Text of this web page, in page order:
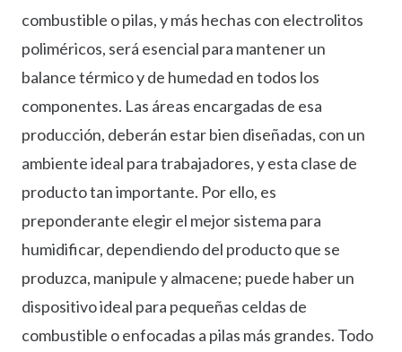
combustible o pilas, y más hechas con electrolitos
poliméricos, será esencial para mantener un
balance térmico y de humedad en todos los
componentes. Las áreas encargadas de esa
producción, deberán estar bien diseñadas, con un
ambiente ideal para trabajadores, y esta clase de
producto tan importante. Por ello, es
preponderante elegir el mejor sistema para
humidificar, dependiendo del producto que se
produzca, manipule y almacene; puede haber un
dispositivo ideal para pequeñas celdas de
combustible o enfocadas a pilas más grandes. Todo